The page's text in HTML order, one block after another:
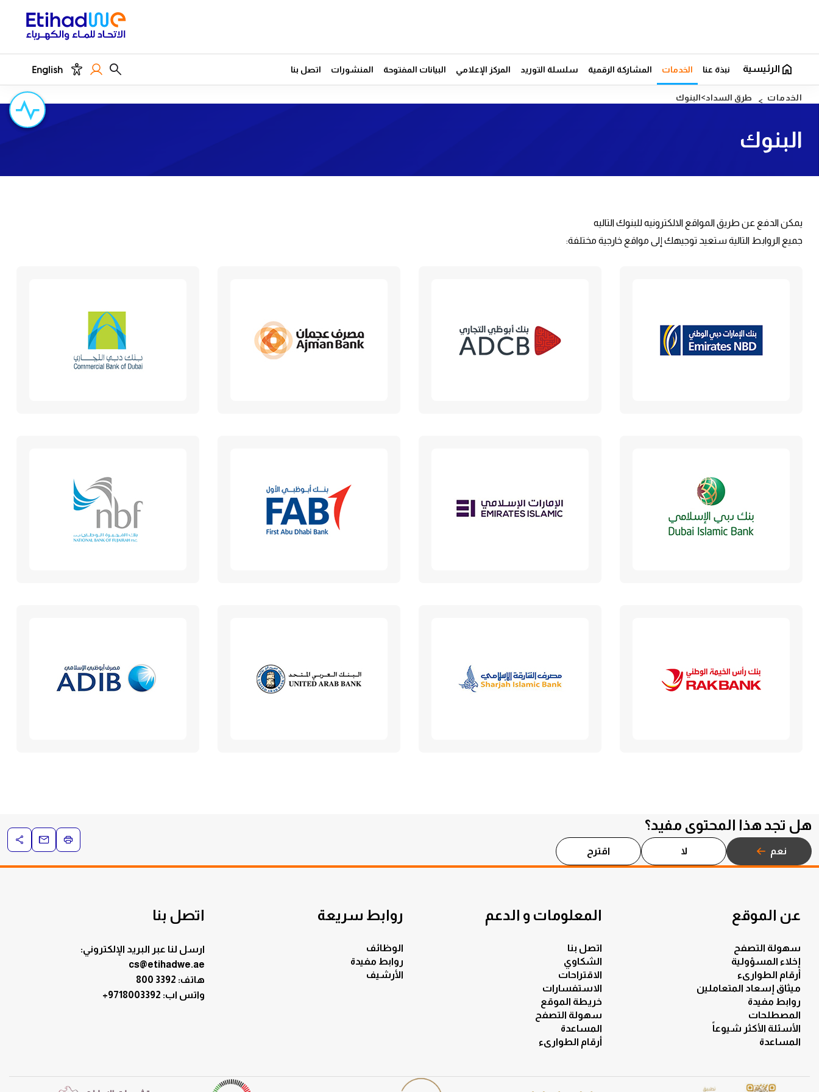
الرئيسية نبذة عنا الخدمات المشاركة الرقمية سلسلة التوريد المركز الإعلامي البيانات المفتوحة المنشورات اتصل بنا English
الخدمات طرق السداد البنوك
البنوك
يمكن الدفع عن طريق المواقع الالكترونيه للبنوك التاليه
جميع الروابط التالية ستعيد توجيهك إلى مواقع خارجية مختلفة:
هل تجد هذا المحتوى مفيد؟
نعم لا اقترح
عن الموقع
سهولة التصفح
إخلاء المسؤولية
أرقام الطوارىء
ميثاق إسعاد المتعاملين
روابط مفيدة
المصطلحات
الأسئلة الأكثر شيوعاً
المساعدة
المعلومات و الدعم
اتصل بنا
الشكاوي
الاقتراحات
الاستفسارات
خريطة الموقع
سهولة التصفح
المساعدة
أرقام الطوارىء
روابط سريعة
الوظائف
روابط مفيدة
الأرشيف
اتصل بنا
ارسل لنا عبر البريد الإلكتروني:
cs@etihadwe.ae
هاتف: 3392 800
+9718003392 :واتس اب